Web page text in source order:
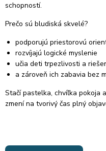
schopností.
Prečo sú bludiská skvelé?
podporujú priestorovú
rozvíjajú logické myslenie
učia deti trpezlivosti a
a zároveň ich zabavia bez
Stačí pastelka, chvíľka pokoja
zmení na tvorivý čas plný